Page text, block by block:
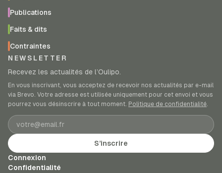
Publications
Faits & dits
Contraintes
NEWSLETTER
Recevez les actualités de l’Oulipo.
En vous inscrivant, vous acceptez de recevoir nos actualités par e-mail
via Brevo. Votre adresse est utilisée uniquement pour cet envoi et vous
pourrez vous désinscrire à tout moment. Politique de confidentialité.
Adresse e-mail
S’inscrire
Connexion
Confidentialité